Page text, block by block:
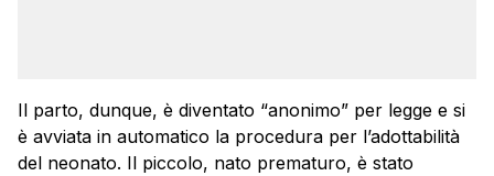
Il parto, dunque, è diventato “anonimo” per legge e si
è avviata in automatico la procedura per l’adottabilità
del neonato. Il piccolo, nato prematuro, è stato